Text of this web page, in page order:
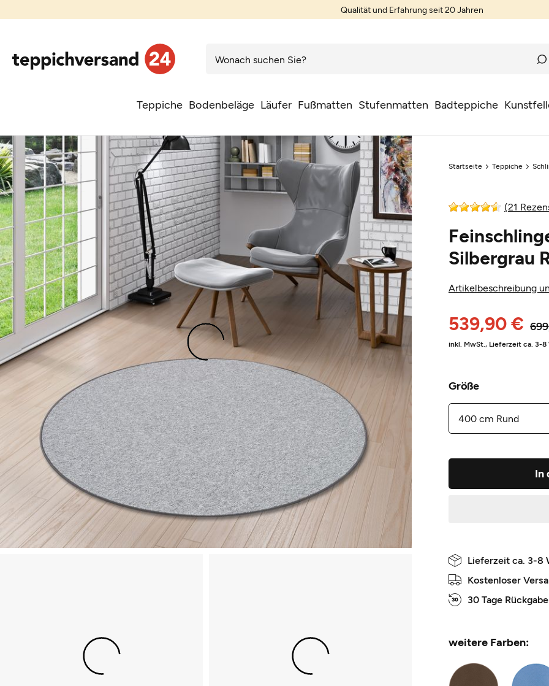
Qualität und Erfahrung seit 20 Jahren
Teppiche Bodenbeläge Läufer Fußmatten Stufenmatten Badteppiche
Startseite Teppiche
(21
Silbergrau
Artikelbeschreibung
539,90 €
inkl. MwSt., Lieferzeit ca. 3-8
Größe
In
Lieferzeit ca. 3-8
Kostenloser
30 Tage
weitere Farben: